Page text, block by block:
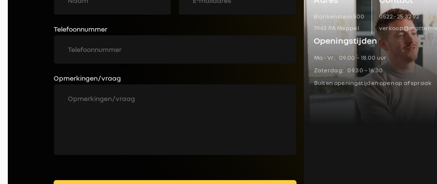
Telefoonnummer
Opmerkingen / vraag
Blankenstein 500
7943 PA Meppel
0522 - 25 32 92
Openingstijden
Ma - Vr: 09.00 – 18.00 uur
Zaterdag: 09.30 – 16.30
Buiten openingstijden open op afspraak